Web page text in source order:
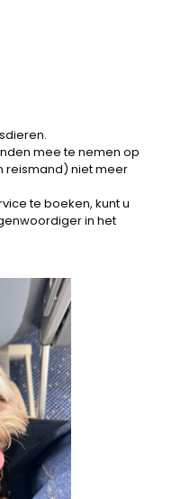
mee te nemen op
reismand) niet meer
te boeken, kunt u
in het